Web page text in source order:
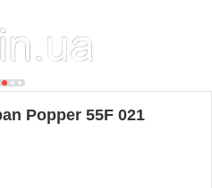
Popper 55F 021